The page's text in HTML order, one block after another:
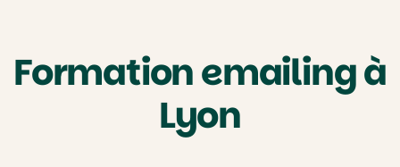
Formation emailing à
Lyon